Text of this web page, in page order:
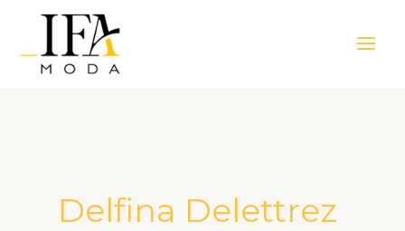
Menu
Delfina Delettrez